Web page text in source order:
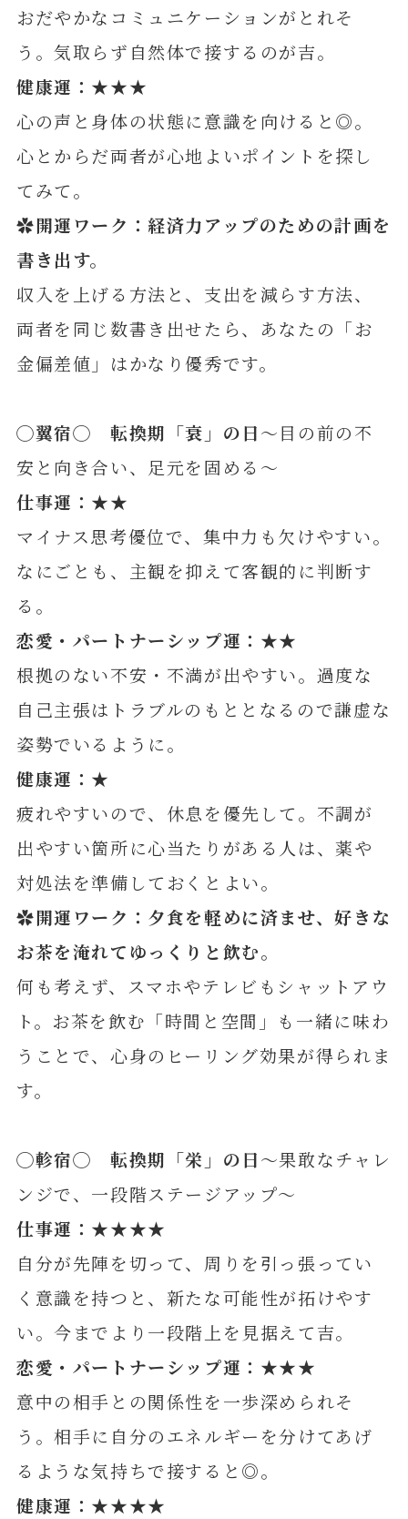
おだやかなコミュニケーションがとれそ
う。気取らず自然体で接するのが吉。
健康運：★★★
心の声と身体の状態に意識を向けると◎。
心とからだ両者が心地よいポイントを探し
てみて。
✿開運ワーク：経済力アップのための計画を
書き出す。
収入を上げる方法と、支出を減らす方法、
両者を同じ数書き出せたら、あなたの「お
金偏差値」はかなり優秀です。
◯翼宿◯ 転換期「衰」の日～目の前の不
安と向き合い、足元を固める～
仕事運：★★
マイナス思考優位で、集中力も欠けやすい。
なにごとも、主観を抑えて客観的に判断す
る。
恋愛・パートナーシップ運：★★
根拠のない不安・不満が出やすい。過度な
自己主張はトラブルのもととなるので謙虚な
姿勢でいるように。
健康運：★
疲れやすいので、休息を優先して。不調が
出やすい箇所に心当たりがある人は、薬や
対処法を準備しておくとよい。
✿開運ワーク：夕食を軽めに済ませ、好きな
お茶を淹れてゆっくりと飲む。
何も考えず、スマホやテレビもシャットアウ
ト。お茶を飲む「時間と空間」も一緒に味わ
うことで、心身のヒーリング効果が得られま
す。
◯軫宿◯ 転換期「栄」の日～果敢なチャレ
ンジで、一段階ステージアップ～
仕事運：★★★★
自分が先陣を切って、周りを引っ張ってい
く意識を持つと、新たな可能性が拓けやす
い。今までより一段階上を見据えて吉。
恋愛・パートナーシップ運：★★★
意中の相手との関係性を一歩深められそ
う。相手に自分のエネルギーを分けてあげ
るような気持ちで接すると◎。
健康運：★★★★